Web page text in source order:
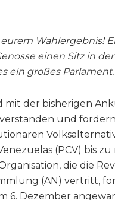
Wahlergebnis!
einen Sitz in
ein großes Parlament.
mit der bisherigen
und
(PCV) bis
die die
(AN) vertritt,
6. Dezember